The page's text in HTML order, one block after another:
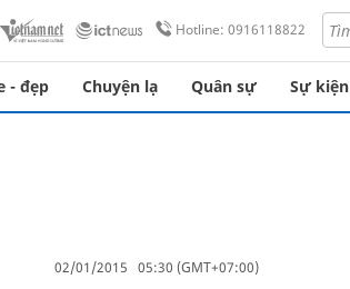
Hotline: 0916118822
- đẹp Chuyện lạ Quân sự Sự kiện
02/01/2015 05:30 (GMT+07:00)